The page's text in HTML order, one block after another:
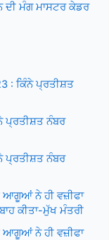
ਦੀ ਮੰਗ ਮਾਸਟਰ ਕੇਡਰ
: ਕਿੰਨੇ ਪ੍ਰਤੀਸ਼ਤ
ਪ੍ਰਤੀਸ਼ਤ ਨੰਬਰ
ਪ੍ਰਤੀਸ਼ਤ ਨੰਬਰ
ਨੇ ਹੀ ਵਜ਼ੀਫਾ
ਕੀਤਾ-ਮੁੱਖ ਮੰਤਰੀ
ਨੇ ਹੀ ਵਜ਼ੀਫਾ